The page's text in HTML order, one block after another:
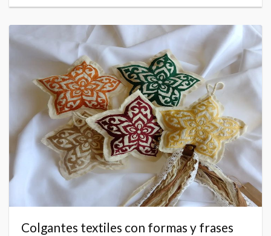
Colgantes textiles con formas y frases